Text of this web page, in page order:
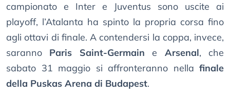
campionato e Inter e Juventus sono uscite ai
playoff, l’Atalanta ha spinto la propria corsa fino
agli ottavi di finale. A contendersi la coppa, invece,
saranno Paris Saint-Germain e Arsenal, che
sabato 31 maggio si affronteranno nella finale
della Puskas Arena di Budapest.